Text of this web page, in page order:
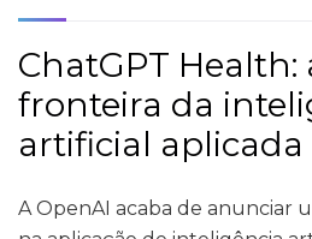
ChatGPT Health:
fronteira da
artificial aplicada
A OpenAI acaba de anunciar